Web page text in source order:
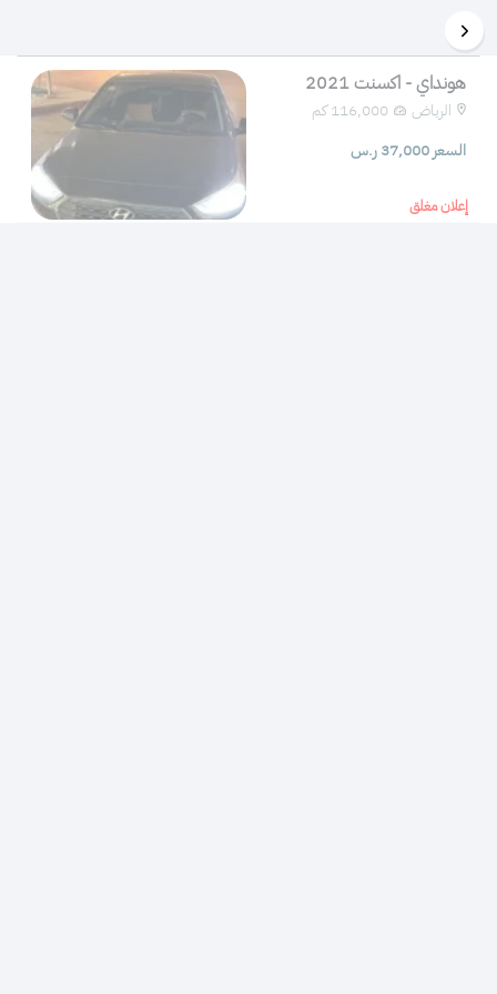
هونداي - اكسنت 2021
الرياض
116,000 كم
السعر 37,000 ر.س
إعلان مغلق